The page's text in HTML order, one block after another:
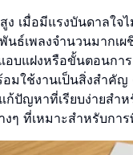
เมื่อมีแรงบันดาลใจไ
นธ์เพลงจำนวนมากเ
อบแฝงหรือขั้นตอนก
อมใช้งานเป็นสิ่งสำ
ก้ปัญหาที่เรียบง่ายส
งๆ ที่เหมาะสำหรับกา